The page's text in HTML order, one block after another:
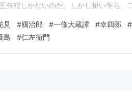
分程しかないのだ。しかし短い乍ら、
る。配役は鴈治郎の秀吉、扇雀の北政
、莟玉の三条殿、吉太朗の松の丸殿、
見 #鴈治郎 #一條大蔵譚 #幸四郎 #
島 #仁左衛門